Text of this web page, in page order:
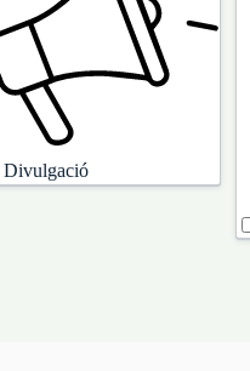
Divulgació